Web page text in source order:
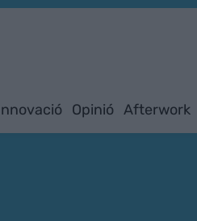
Opinió Afterwork